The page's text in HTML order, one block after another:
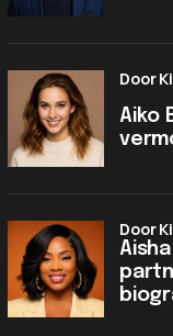
Aiko
door
door